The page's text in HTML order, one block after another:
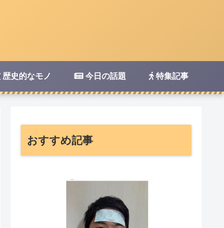
歴史的なモノ 今日の話題 特集記事
おすすめ記事